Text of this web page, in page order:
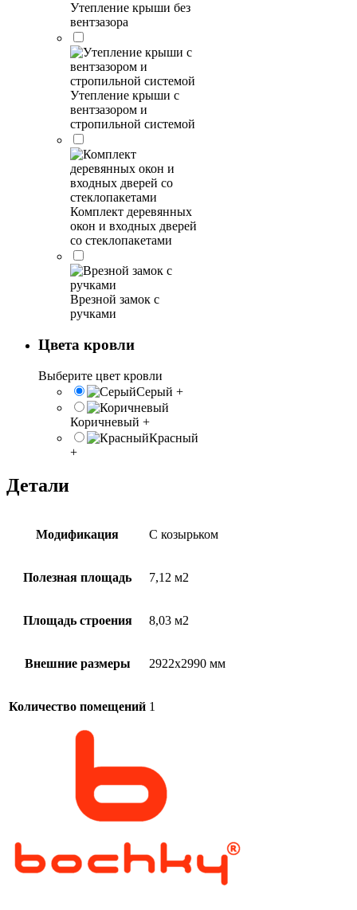
Утепление крыши без
вентзазора
Утепление крыши с
вентзазором и
стропильной системой
Комплект деревянных
окон и входных дверей
со стеклопакетами
Врезной замок с
ручками
Цвета кровли
Выберите цвет кровли
Серый +
Коричневый +
Красный
+
Детали
Модификация С козырьком
Полезная площадь 7,12 м2
Площадь строения 8,03 м2
Внешние размеры 2922х2990 мм
Количество помещений 1